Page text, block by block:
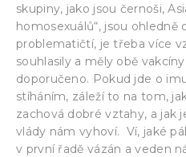
skupiny, jako jsou černoši,
homosexuálů“, jsou ohledně
problematičtí, je třeba více
souhlasily a měly obě
doporučeno. Pokud jde o
stíháním, záleží to na tom,
zachová dobré vztahy, a jak
vlády nám vyhoví. Ví, jaké
v první řadě vázán a veden